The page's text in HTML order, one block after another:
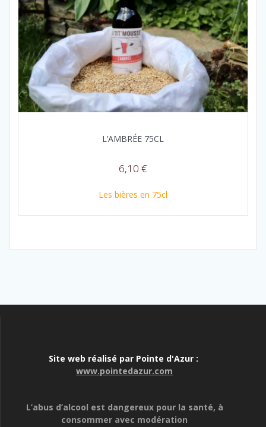
L’AMBRÉE 75CL
6,10 €
Les bières en 75cl
Site web réalisé par Pointe d'Azur :
www.pointedazur.com
L’abus d’alcool est dangereux pour la santé, à
consommer avec modération